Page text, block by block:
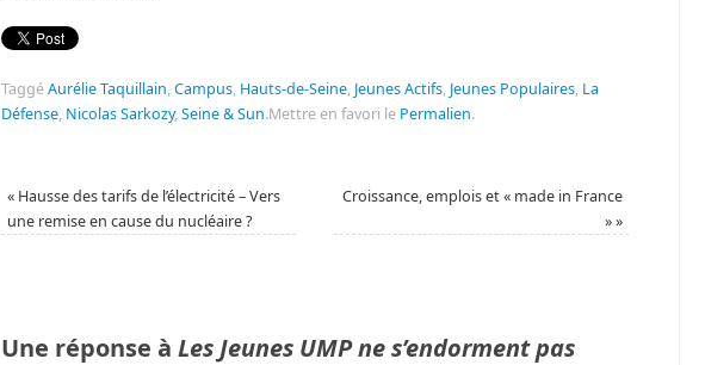
TaggéAurélie Taquillain,Campus, Hauts-de-Seine, Jeunes Actifs, Jeunes Populaires, La
Défense, Nicolas Sarkozy,Seine & Sun.Mettre en favori le Permalien.
« Hausse des tarifs de l’électricité – Vers
une remise en cause du nucléaire ?
Croissance, emplois et « made in France
»»
Une réponse à Les Jeunes UMP ne s’endorment pas